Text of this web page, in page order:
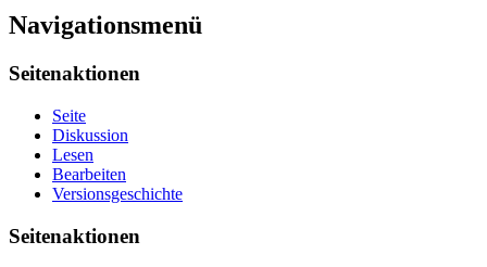
Navigationsmenü
Seitenaktionen
Seite
Diskussion
Lesen
Bearbeiten
Versionsgeschichte
Seitenaktionen